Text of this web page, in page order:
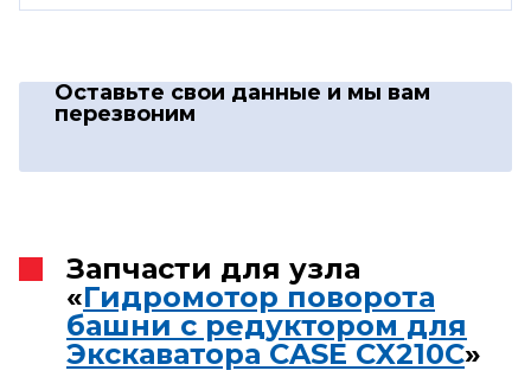
Оставьте свои данные и мы вам
перезвоним
Запчасти для узла
«Гидромотор поворота
башни с редуктором для
Экскаватора CASE CX210C»